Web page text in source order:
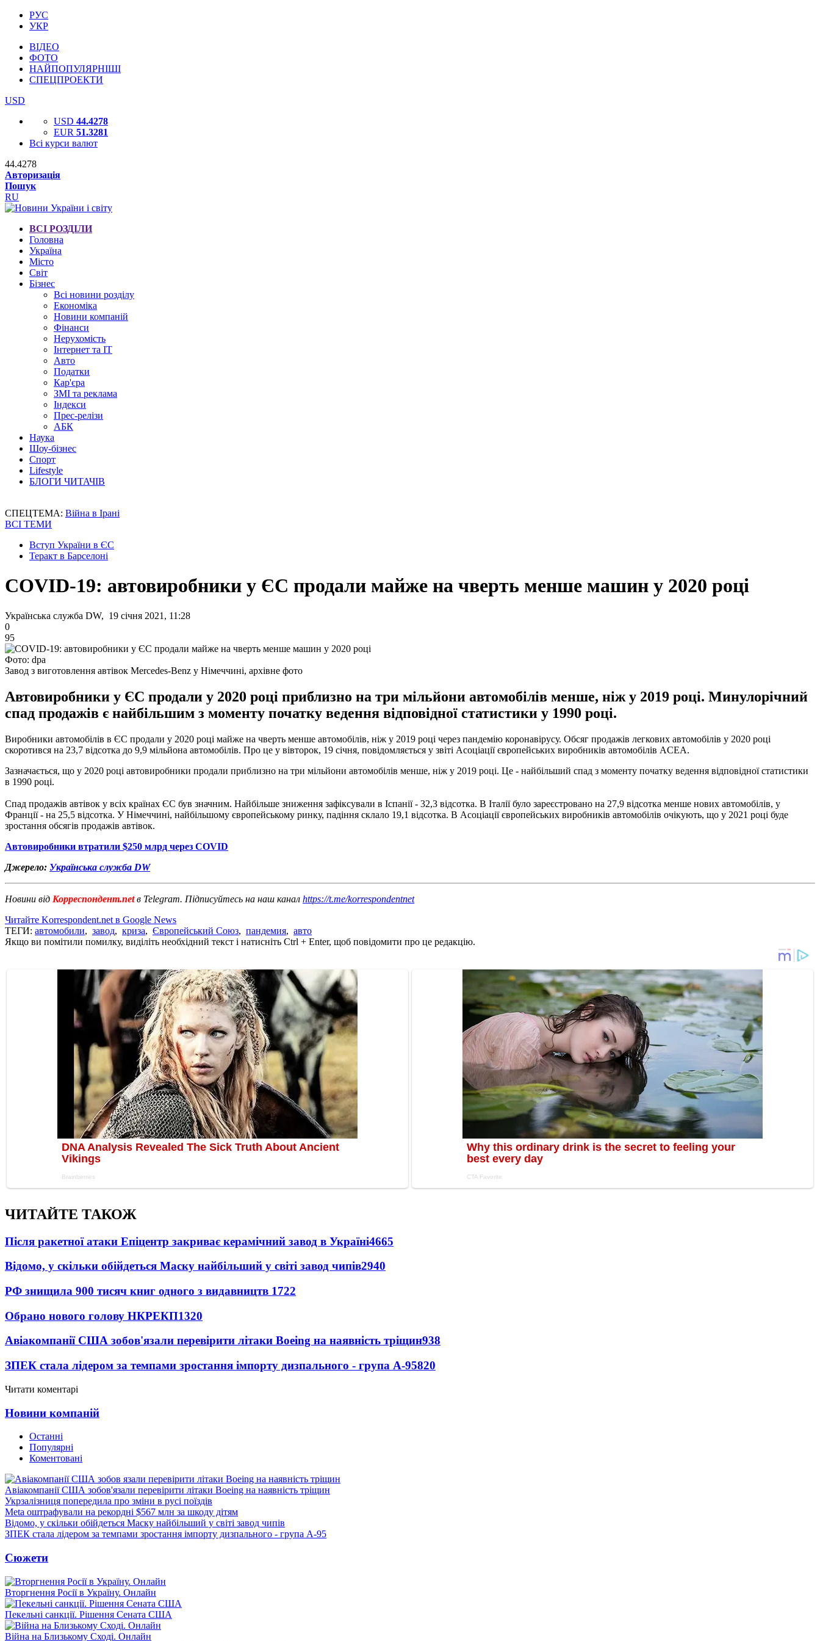
РУС
УКР
ВІДЕО
ФОТО
НАЙПОПУЛЯРНІШІ
СПЕЦПРОЕКТИ
USD
USD 44.4278
EUR 51.3281
Всі курси валют
44.4278
Авторизація
Пошук
RU
ВСІ РОЗДІЛИ
Головна
Україна
Місто
Світ
Бізнес
Всі новини розділу
Економіка
Новини компаній
Фінанси
Нерухомість
Інтернет та IT
Авто
Податки
Кар'єра
ЗМІ та реклама
Індекси
Прес-релізи
АБК
Наука
Шоу-бізнес
Спорт
Lifestyle
БЛОГИ ЧИТАЧІВ
СПЕЦТЕМА: Війна в Ірані
ВСІ ТЕМИ
Вступ України в ЄС
Теракт в Барселоні
COVID-19: автовиробники у ЄС продали майже на чверть менше машин у 2020 році
Українська служба DW, 19 січня 2021, 11:28
0
95
Фото: dpa
Завод з виготовлення автівок Mercedes-Benz у Німеччині, архівне фото
Автовиробники у ЄС продали у 2020 році приблизно на три мільйони автомобілів менше, ніж у 2019 році. Минулорічний
спад продажів є найбільшим з моменту початку ведення відповідної статистики у 1990 році.
Виробники автомобілів в ЄС продали у 2020 році майже на чверть менше автомобілів, ніж у 2019 році через пандемію коронавірусу. Обсяг продажів легкових автомобілів у 2020 році
скоротився на 23,7 відсотка до 9,9 мільйона автомобілів. Про це у вівторок, 19 січня, повідомляється у звіті Асоціації європейських виробників автомобілів ACEA.
Зазначається, що у 2020 році автовиробники продали приблизно на три мільйони автомобілів менше, ніж у 2019 році. Це - найбільший спад з моменту початку ведення відповідної статистики
в 1990 році.
Спад продажів автівок у всіх країнах ЄС був значним. Найбільше зниження зафіксували в Іспанії - 32,3 відсотка. В Італії було зареєстровано на 27,9 відсотка менше нових автомобілів, у
Франції - на 25,5 відсотка. У Німеччині, найбільшому європейському ринку, падіння склало 19,1 відсотка. В Асоціації європейських виробників автомобілів очікують, що у 2021 році буде
зростання обсягів продажів автівок.
Автовиробники втратили $250 млрд через COVID
Джерело: Українська служба DW
Новини від Корреспондент.netв Telegram. Підписуйтесь на наш канал https://t.me/korrespondentnet
Читайте Korrespondent.net в Google News
ТЕГИ: автомобили, завод, криза, Європейський Союз, пандемия, авто
Якщо ви помітили помилку, виділіть необхідний текст і натисніть Ctrl + Enter, щоб повідомити про це редакцію.
ЧИТАЙТЕ ТАКОЖ
Після ракетної атаки Епіцентр закриває керамічний завод в Україні4665
Відомо, у скільки обійдеться Маску найбільший у світі завод чипів2940
РФ знищила 900 тисяч книг одного з видавництв 1722
Обрано нового голову НКРЕКП1320
Авіакомпанії США зобов'язали перевірити літаки Boeing на наявність тріщин938
ЗПЕК стала лідером за темпами зростання імпорту дизпального - група А-95820
Читати коментарі
Новини компаній
Останні
Популярні
Коментовані
Авіакомпанії США зобов'язали перевірити літаки Boeing на наявність тріщин
Укрзалізниця попередила про зміни в русі поїздів
Meta оштрафували на рекордні $567 млн за шкоду дітям
Відомо, у скільки обійдеться Маску найбільший у світі завод чипів
ЗПЕК стала лідером за темпами зростання імпорту дизпального - група А-95
Сюжети
Вторгнення Росії в Україну. Онлайн
Пекельні санкції. Рішення Сената США
Війна на Близькому Сході. Онлайн